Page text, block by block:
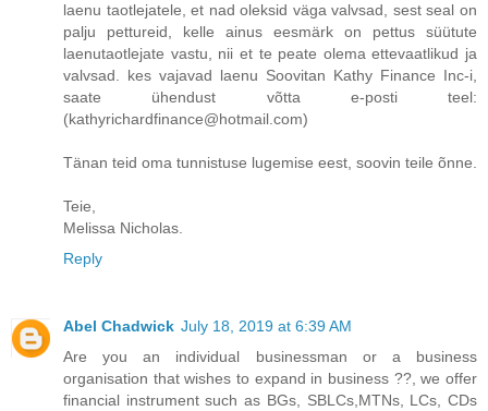
laenu taotlejatele, et nad oleksid väga valvsad, sest seal on
palju pettureid, kelle ainus eesmärk on pettus süütute
laenutaotlejate vastu, nii et te peate olema ettevaatlikud ja
valvsad. kes vajavad laenu Soovitan Kathy Finance Inc-i,
saate ühendust võtta e-posti teel:
(kathyrichardfinance@hotmail.com)
Tänan teid oma tunnistuse lugemise eest, soovin teile õnne.
Teie,
Melissa Nicholas.
Reply
Abel Chadwick July 18, 2019 at 6:39 AM
Are you an individual businessman or a business
organisation that wishes to expand in business ??, we offer
financial instrument such as BGs, SBLCs,MTNs, LCs, CDs